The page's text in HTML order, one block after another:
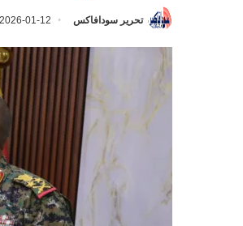
تحرير سودافاكس 2026-01-12